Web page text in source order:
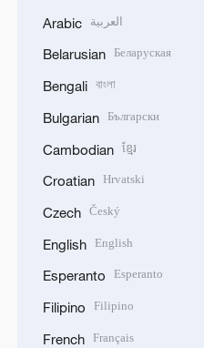
Arabic العربية
Belarusian Беларуская
Bengali বাংলা
Bulgarian Български
Cambodian ខ្មែរ
Croatian Hrvatski
Czech Český
English English
Esperanto Esperanto
Filipino Filipino
French Français